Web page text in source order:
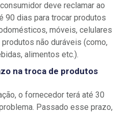
deve reclamar ao
90 dias para trocar produtos
móveis, celulares
não duráveis (como,
alimentos etc.).
na troca de produtos
o fornecedor terá até 30
Passado esse prazo,